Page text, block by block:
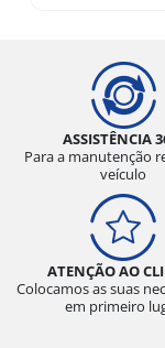
ASSISTÊNCIA
Para a manutenção
veículo
ATENÇÃO AO
Colocamos as suas
em primeiro